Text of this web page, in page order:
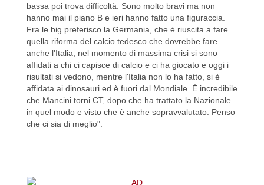
bassa poi trova difficoltà. Sono molto bravi ma non
hanno mai il piano B e ieri hanno fatto una figuraccia.
Fra le big preferisco la Germania, che è riuscita a fare
quella riforma del calcio tedesco che dovrebbe fare
anche l'Italia, nel momento di massima crisi si sono
affidati a chi ci capisce di calcio e ci ha giocato e oggi i
risultati si vedono, mentre l'Italia non lo ha fatto, si è
affidata ai dinosauri ed è fuori dal Mondiale. È incredibile
che Mancini torni CT, dopo che ha trattato la Nazionale
in quel modo e visto che è anche sopravvalutato. Penso
che ci sia di meglio".